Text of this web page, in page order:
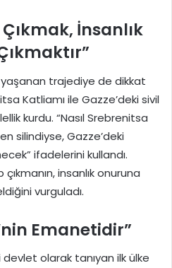
Çıkmak, İnsanlık
yaşanan trajediye de dikkat
Katliamı ile Gazze’deki sivil
kurdu. “Nasıl Srebrenitsa
silindiyse, Gazze’deki
ifadelerini kullandı.
insanlık onuruna
vurguladı.
Emanetidir”
devlet olarak tanıyan ilk ülke